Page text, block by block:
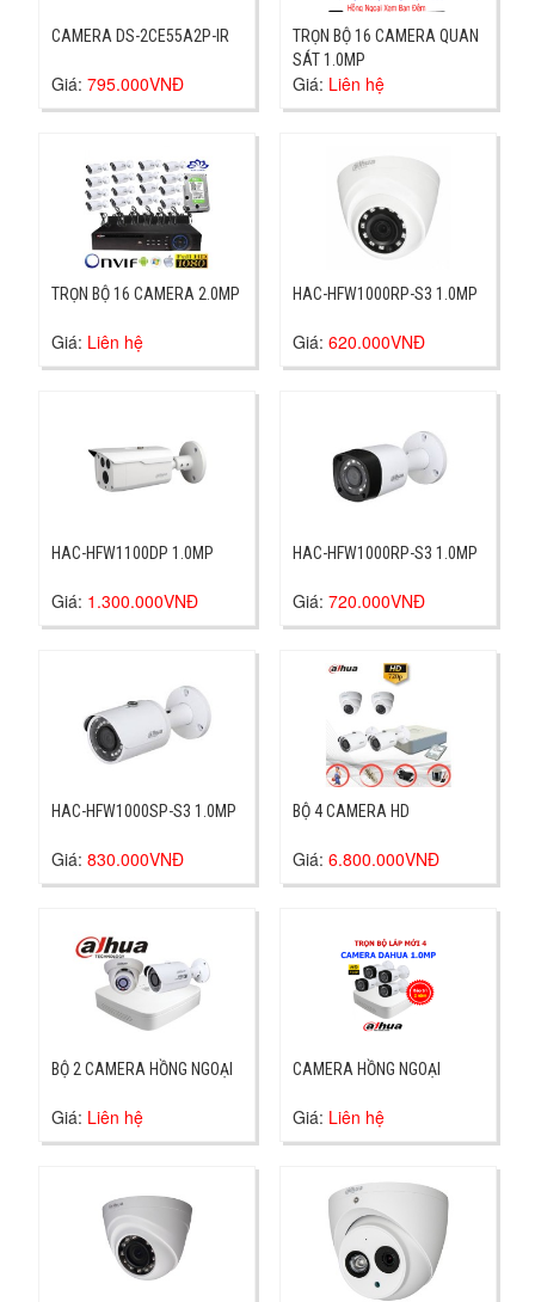
CAMERA DS-2CE55A2P-IR
Giá:795.000VNĐ
TRỌN BỘ 16 CAMERA QUAN
SÁT 1.0MP
Giá: Liên hệ
TRỌN BỘ 16 CAMERA 2.0MP
Giá: Liên hệ
HAC-HFW1000RP-S3 1.0MP
Giá: 620.000VNĐ
HAC-HFW1100DP 1.0MP
Giá: 1.300.000VNĐ
HAC-HFW1000RP-S3 1.0MP
Giá: 720.000VNĐ
HAC-HFW1000SP-S3 1.0MP
Giá:830.000VNĐ
BỘ 4 CAMERA HD
Giá: 6.800.000VNĐ
BỘ 2 CAMERA HỒNG NGOẠI
Giá: Liên hệ
CAMERA HỒNG NGOẠI
Giá: Liên hệ